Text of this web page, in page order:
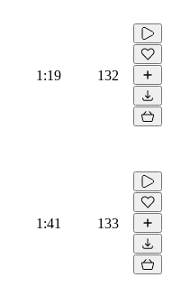
1:19 132
1:41 133